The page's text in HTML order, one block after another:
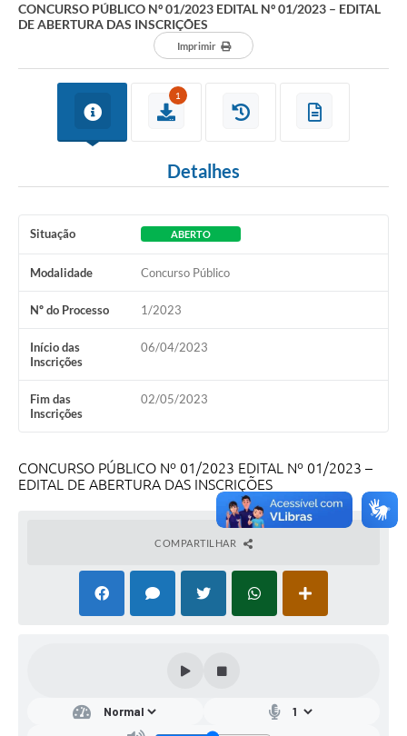
CONCURSO PÚBLICO Nº 01/2023 EDITAL Nº 01/2023 – EDITAL
DE ABERTURA DAS INSCRIÇÕES
Imprimir
1
Detalhes
Situação ABERTO
Modalidade Concurso Público
Nº do Processo 1/2023
Início das
Inscrições
06/04/2023
Fim das
Inscrições
02/05/2023
CONCURSO PÚBLICO Nº 01/2023 EDITAL Nº 01/2023 –
EDITAL DE ABERTURA DAS INSCRIÇÕES
COMPARTILHAR